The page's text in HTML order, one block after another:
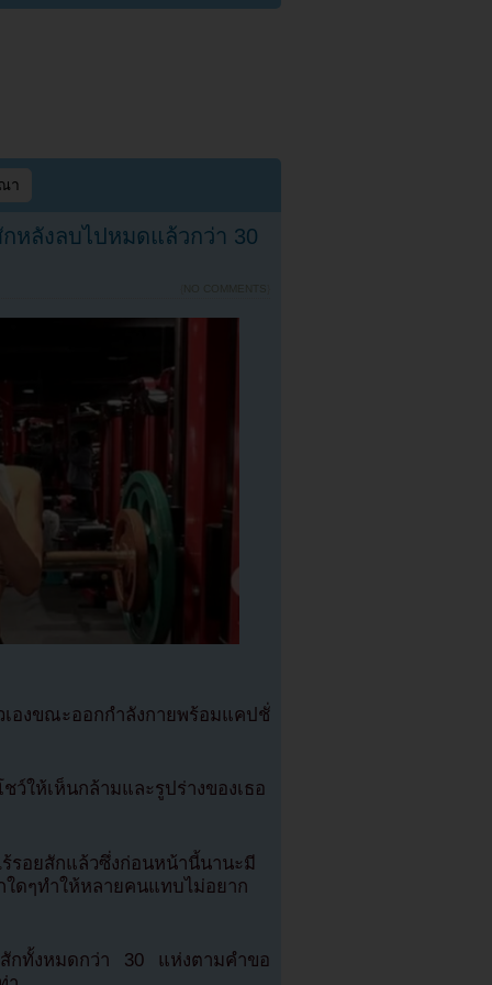
า
หลังลบไปหมดแล้วกว่า 30
NO COMMENTS
องขณะออกกำลังกายพร้อมแคปชั่
ว์ให้เห็นกล้ามและรูปร่างของเธอ
รอยสักแล้วซึ่งก่อนหน้านี้นานะมี
ดๆทำให้หลายคนแทบไม่อยาก
สักทั้งหมดกว่า 30 แห่งตามคำขอ